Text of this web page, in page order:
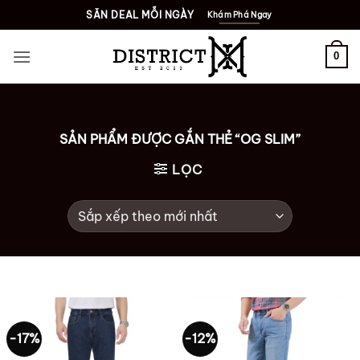
qua
nội
SĂN DEAL MỖI NGÀY Khám Phá Ngay
0
SẢN PHẨM ĐƯỢC GẮN THẺ “OG SLIM”
LỌC
-17% -12%